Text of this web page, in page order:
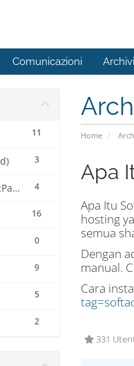
Comunicazioni
Home
11
3
4
Pengelolaan Hosting & cPanel
16
0
9
5
2
Apa
Apa Itu
hosting
semua
Dengan
manual.
Cara
331